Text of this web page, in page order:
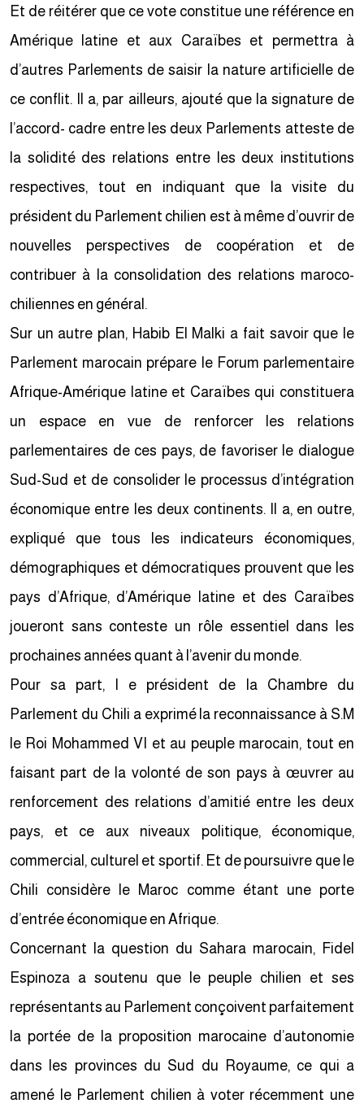
Et de réitérer que ce vote constitue une référence en
Amérique latine et aux Caraïbes et permettra à
d’autres Parlements de saisir la nature artificielle de
ce conflit. Il a, par ailleurs, ajouté que la signature de
l’accord- cadre entre les deux Parlements atteste de
la solidité des relations entre les deux institutions
respectives, tout en indiquant que la visite du
président du Parlement chilien est à même d’ouvrir de
nouvelles perspectives de coopération et de
contribuer à la consolidation des relations maroco-
chiliennes en général.
Sur un autre plan, Habib El Malki a fait savoir que le
Parlement marocain prépare le Forum parlementaire
Afrique-Amérique latine et Caraïbes qui constituera
un espace en vue de renforcer les relations
parlementaires de ces pays, de favoriser le dialogue
Sud-Sud et de consolider le processus d’intégration
économique entre les deux continents. Il a, en outre,
expliqué que tous les indicateurs économiques,
démographiques et démocratiques prouvent que les
pays d’Afrique, d’Amérique latine et des Caraïbes
joueront sans conteste un rôle essentiel dans les
prochaines années quant à l’avenir du monde.
Pour sa part, l e président de la Chambre du
Parlement du Chili a exprimé la reconnaissance à S.M
le Roi Mohammed VI et au peuple marocain, tout en
faisant part de la volonté de son pays à œuvrer au
renforcement des relations d’amitié entre les deux
pays, et ce aux niveaux politique, économique,
commercial, culturel et sportif. Et de poursuivre que le
Chili considère le Maroc comme étant une porte
d’entrée économique en Afrique.
Concernant la question du Sahara marocain, Fidel
Espinoza a soutenu que le peuple chilien et ses
représentants au Parlement conçoivent parfaitement
la portée de la proposition marocaine d’autonomie
dans les provinces du Sud du Royaume, ce qui a
amené le Parlement chilien à voter récemment une